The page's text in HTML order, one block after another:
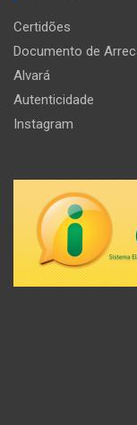
Certidões
Documento de
Alvará
Autenticidade
Instagram